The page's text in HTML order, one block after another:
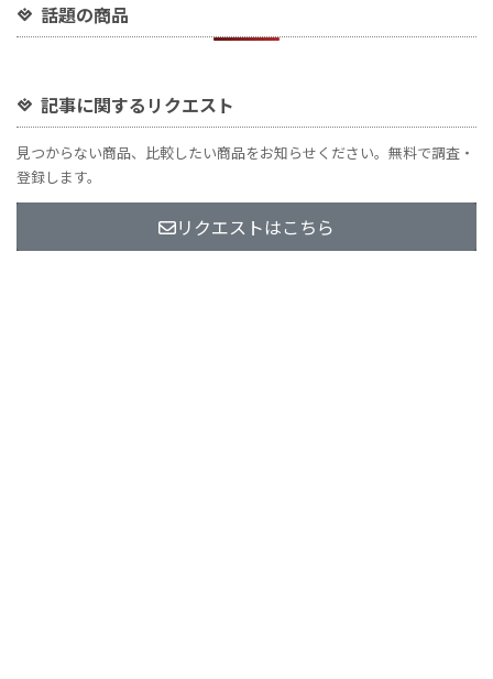
話題の商品
記事に関するリクエスト
見つからない商品、比較したい商品をお知らせください。無料で調査・
登録します。
リクエストはこちら